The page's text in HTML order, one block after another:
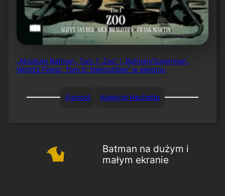
„Absolute Batman, Tom 1: Zoo” i „Batman/Superman.
World’s Finest, Tom 6: Niemożliwe” w sierpniu
Egmont Kolekcja Hachette
Batman na dużym i
małym ekranie